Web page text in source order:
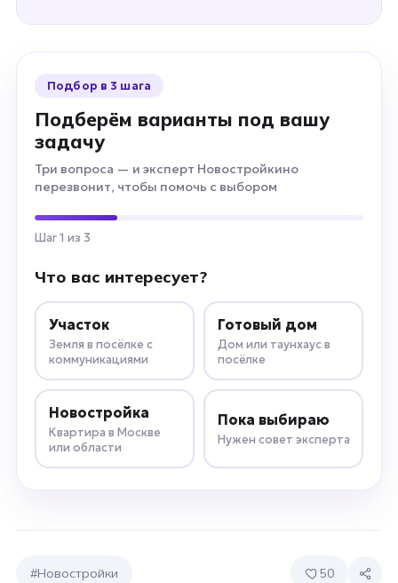
Подбор в 3 шага
Подберём варианты под вашу
задачу
Три вопроса — и эксперт Новостройкино
перезвонит, чтобы помочь с выбором
Шаг 1 из 3
Что вас интересует?
Участок
Земля в посёлке с
коммуникациями
Готовый дом
Дом или таунхаус в
посёлке
Новостройка
Квартира в Москве
или области
Пока выбираю
Нужен совет эксперта
#Новостройки 50